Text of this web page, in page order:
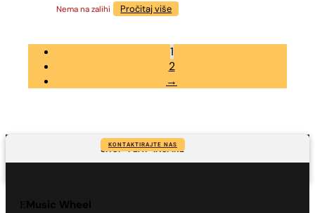
Nema na zalihi Pročitaj više
1
2
→
SHOP-PLAY-INSPIRE
KONTAKTIRAJTE NAS
Music Wheel